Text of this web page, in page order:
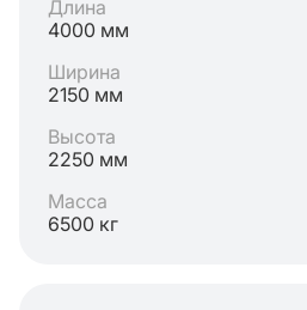
Длина
4000 мм
Ширина
2150 мм
Высота
2250 мм
Масса
6500 кг